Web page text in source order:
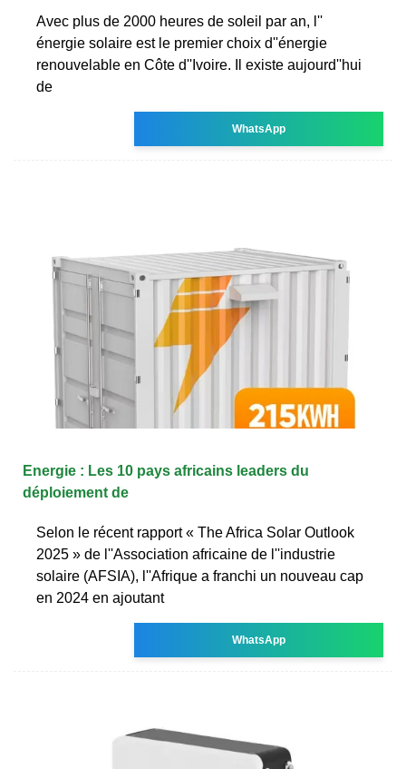
Avec plus de 2000 heures de soleil par an, l''
énergie solaire est le premier choix d''énergie
renouvelable en Côte d''Ivoire. Il existe aujourd''hui
de
WhatsApp
Energie : Les 10 pays africains leaders du
déploiement de
Selon le récent rapport « The Africa Solar Outlook
2025 » de l''Association africaine de l''industrie
solaire (AFSIA), l''Afrique a franchi un nouveau cap
en 2024 en ajoutant
WhatsApp